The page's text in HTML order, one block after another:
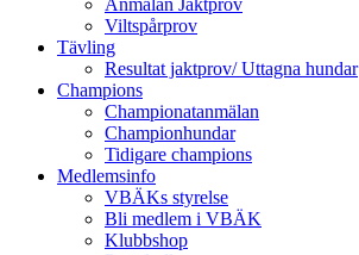
Anmälan Jaktprov
Viltspårprov
Tävling
Resultat jaktprov/ Uttagna hundar
Champions
Championatanmälan
Championhundar
Tidigare champions
Medlemsinfo
VBÄKs styrelse
Bli medlem i VBÄK
Klubbshop